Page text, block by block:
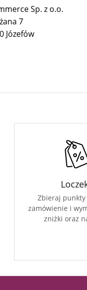
Sp. z o.o.
7
Józefów
Zbieraj punkty
zamówienie i
zniżki oraz